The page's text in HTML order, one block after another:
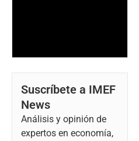
Suscríbete a IMEF
News
Análisis y opinión de
expertos en economía,